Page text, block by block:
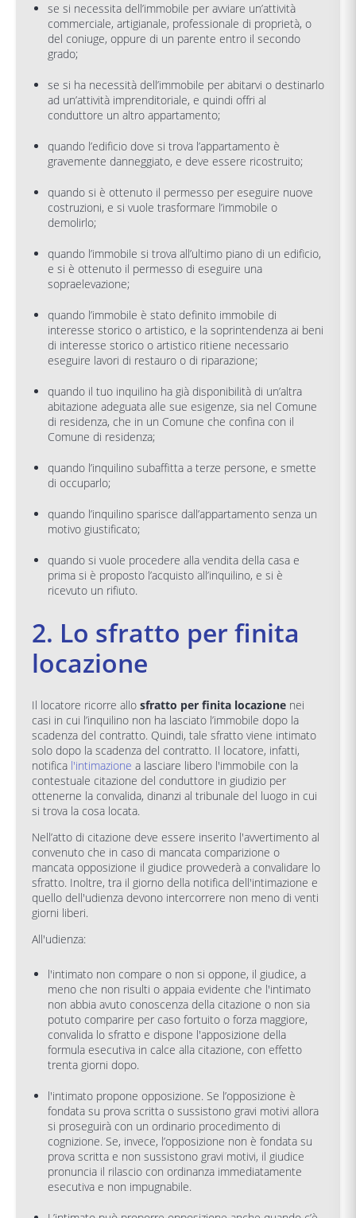
se si necessita dell’immobile per avviare un’attività
commerciale, artigianale, professionale di proprietà, o
del coniuge, oppure di un parente entro il secondo
grado;
se si ha necessità dell’immobile per abitarvi o destinarlo
ad un’attività imprenditoriale, e quindi offri al
conduttore un altro appartamento;
quando l’edificio dove si trova l’appartamento è
gravemente danneggiato, e deve essere ricostruito;
quando si è ottenuto il permesso per eseguire nuove
costruzioni, e si vuole trasformare l’immobile o
demolirlo;
quando l’immobile si trova all’ultimo piano di un edificio,
e si è ottenuto il permesso di eseguire una
sopraelevazione;
quando l’immobile è stato definito immobile di
interesse storico o artistico, e la soprintendenza ai beni
di interesse storico o artistico ritiene necessario
eseguire lavori di restauro o di riparazione;
quando il tuo inquilino ha già disponibilità di un’altra
abitazione adeguata alle sue esigenze, sia nel Comune
di residenza, che in un Comune che confina con il
Comune di residenza;
quando l’inquilino subaffitta a terze persone, e smette
di occuparlo;
quando l’inquilino sparisce dall’appartamento senza un
motivo giustificato;
quando si vuole procedere alla vendita della casa e
prima si è proposto l’acquisto all’inquilino, e si è
ricevuto un rifiuto.
2. Lo sfratto per finita
locazione
Il locatore ricorre allo sfratto per finita locazione nei
casi in cui l’inquilino non ha lasciato l’immobile dopo la
scadenza del contratto. Quindi, tale sfratto viene intimato
solo dopo la scadenza del contratto. Il locatore, infatti,
notifica l'intimazione a lasciare libero l'immobile con la
contestuale citazione del conduttore in giudizio per
ottenerne la convalida, dinanzi al tribunale del luogo in cui
si trova la cosa locata.
Nell’atto di citazione deve essere inserito l'avvertimento al
convenuto che in caso di mancata comparizione o
mancata opposizione il giudice provvederà a convalidare lo
sfratto. Inoltre, tra il giorno della notifica dell'intimazione e
quello dell'udienza devono intercorrere non meno di venti
giorni liberi.
All'udienza:
l'intimato non compare o non si oppone, il giudice, a
meno che non risulti o appaia evidente che l'intimato
non abbia avuto conoscenza della citazione o non sia
potuto comparire per caso fortuito o forza maggiore,
convalida lo sfratto e dispone l'apposizione della
formula esecutiva in calce alla citazione, con effetto
trenta giorni dopo.
l'intimato propone opposizione. Se l’opposizione è
fondata su prova scritta o sussistono gravi motivi allora
si proseguirà con un ordinario procedimento di
cognizione. Se, invece, l’opposizione non è fondata su
prova scritta e non sussistono gravi motivi, il giudice
pronuncia il rilascio con ordinanza immediatamente
esecutiva e non impugnabile.